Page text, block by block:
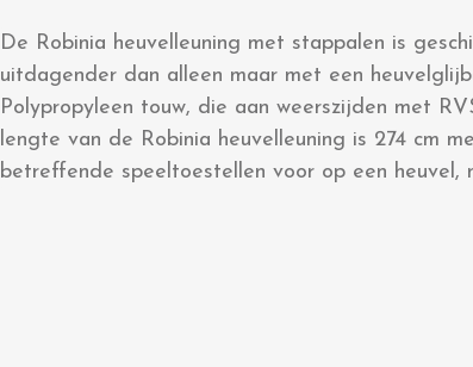
De Robinia heuvelleuning met stappalen is
uitdagender dan alleen maar met een
Polypropyleen touw, die aan weerszijden met
lengte van de Robinia heuvelleuning is 274 cm
betreffende speeltoestellen voor op een